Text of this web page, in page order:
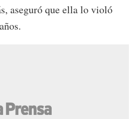
aseguró que ella lo violó